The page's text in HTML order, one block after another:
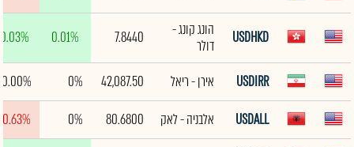
USDHKD
הונג קונג -
דולר
7.8440
0.01%
0.03%
USDIRR אירן - ריאל 42,087.50
0%
0.00%
USDALL
אלבניה - לאק 80.6800
0%